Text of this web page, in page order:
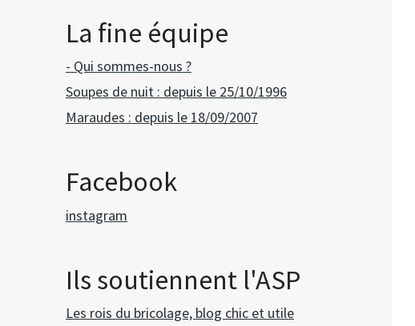
La fine équipe
- Qui sommes-nous ?
Soupes de nuit : depuis le 25/10/1996
Maraudes : depuis le 18/09/2007
Facebook
instagram
Ils soutiennent l'ASP
Les rois du bricolage, blog chic et utile